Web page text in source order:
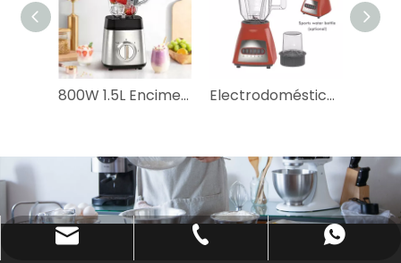
800W 1.5L Encimera de mesa Cuerpo de acero inoxidable de 2 velocidades 6 cuchillas Batidos eléctricos de vidrio Batidos Trituración de hielo Exprimidor Molienda Procesador de alimentos Licuadora doméstica Electrodomésticos de la máquina de jugo de 3in1 Machine Licuadora Bottle Meligra de batidos portátiles Portable Juicer Blender para cocina
katy@jmhomemaster.com
+86-750-3318790
WhatsApp